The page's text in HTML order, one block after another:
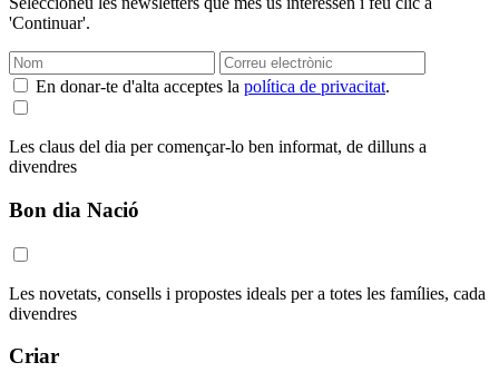
'Continuar'.
En donar-te d'alta acceptes la política de privacitat.
Les claus del dia per començar-lo ben informat, de dilluns a
divendres
Bon dia Nació
Les novetats, consells i propostes ideals per a totes les famílies, cada
divendres
Criar